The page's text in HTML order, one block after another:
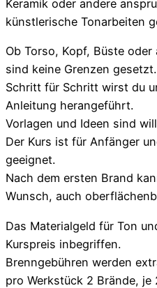
Keramik oder andere
künstlerische Tonarbeiten
Ob Torso, Kopf, Büste
sind keine Grenzen gesetzt.
Schritt für Schritt wirst du
Anleitung herangeführt.
Vorlagen und Ideen sind
Der Kurs ist für Anfänger
geeignet.
Nach dem ersten Brand
Wunsch, auch
Das Materialgeld für Ton
Kurspreis inbegriffen.
Brenngebühren werden
pro Werkstück 2 Brände,